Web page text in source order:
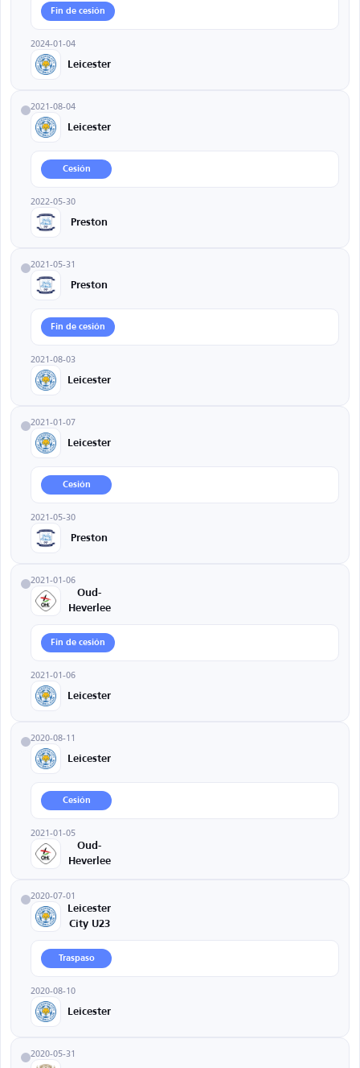
Fin de cesión
2024-01-04
Leicester
2021-08-04
Leicester
Cesión
2022-05-30
Preston
2021-05-31
Preston
Fin de cesión
2021-08-03
Leicester
2021-01-07
Leicester
Cesión
2021-05-30
Preston
2021-01-06
Oud-
Heverlee
Fin de cesión
2021-01-06
Leicester
2020-08-11
Leicester
Cesión
2021-01-05
Oud-
Heverlee
2020-07-01
Leicester
City U23
Traspaso
2020-08-10
Leicester
2020-05-31